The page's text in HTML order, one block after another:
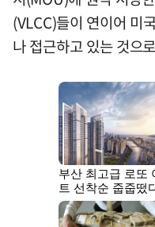
(VLCC)들이 연이어 미
나 접근하고 있는 것으